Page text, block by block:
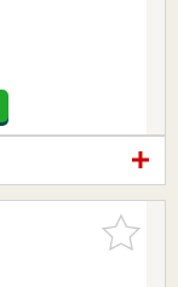
お気に入
りに追加